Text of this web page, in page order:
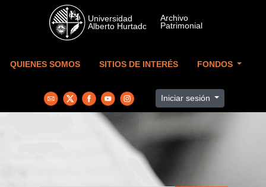
Skip to main content
QUIENES SOMOS SITIOS DE INTERÉS FONDOS
Iniciar sesión